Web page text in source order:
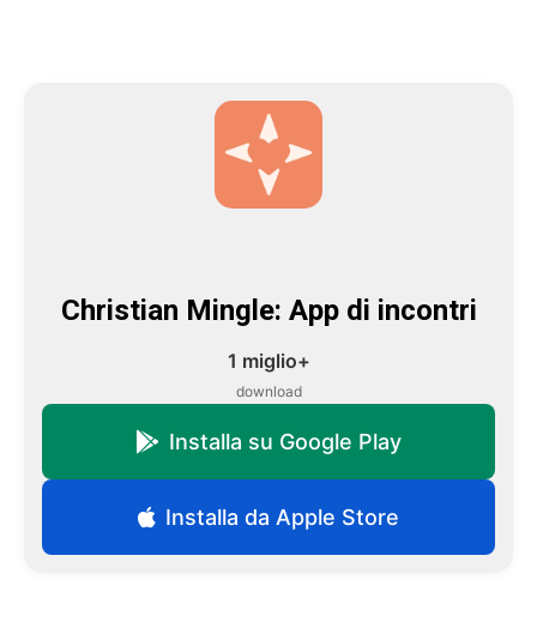
Christian Mingle: App di incontri
1 miglio+
download
Installa su Google Play
Installa da Apple Store